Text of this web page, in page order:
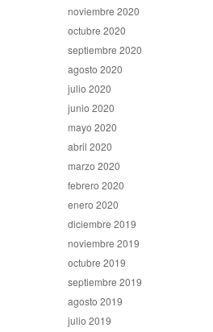
noviembre 2020
octubre 2020
septiembre 2020
agosto 2020
julio 2020
junio 2020
mayo 2020
abril 2020
marzo 2020
febrero 2020
enero 2020
diciembre 2019
noviembre 2019
octubre 2019
septiembre 2019
agosto 2019
julio 2019